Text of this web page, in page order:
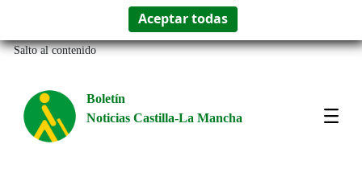
Salto al contenido
Boletín
Noticias Castilla-La Mancha